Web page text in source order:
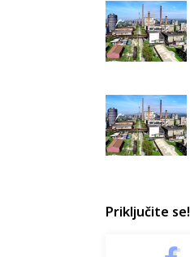
Priključite se!